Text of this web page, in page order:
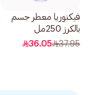
فيكتوريا معطر جسم
بالكرز 250مل
37.95
36.05